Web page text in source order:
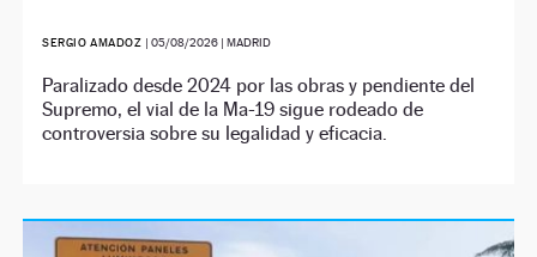
SERGIO AMADOZ | 05/08/2026| MADRID
Paralizado desde 2024 por las obras y pendiente del
Supremo, el vial de la Ma-19 sigue rodeado de
controversia sobre su legalidad y eficacia.